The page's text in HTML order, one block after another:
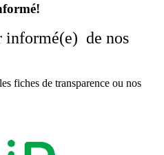
informé(e) de nos
fiches de transparence ou nos